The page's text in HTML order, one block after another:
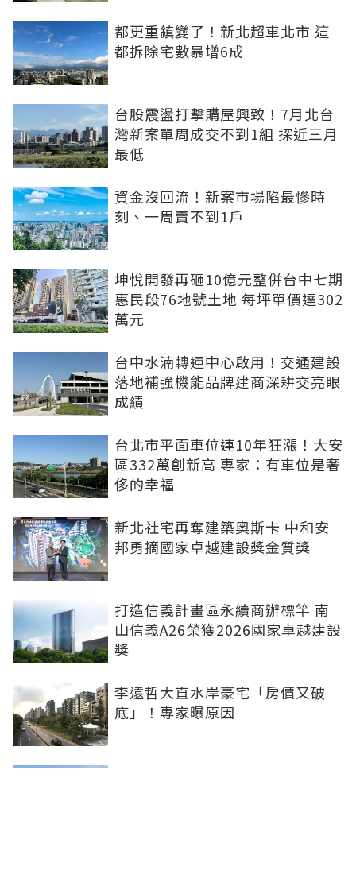
都更重鎮變了！新北超車北市 這
都拆除宅數暴增6成
台股震盪打擊購屋興致！7月北台
灣新案單周成交不到1組 探近三月
最低
資金沒回流！新案市場陷最慘時
刻、一周賣不到1戶
坤悅開發再砸10億元整併台中七期
惠民段76地號土地 每坪單價達302
萬元
台中水湳轉運中心啟用！交通建設
落地補強機能品牌建商深耕交亮眼
成績
台北市平面車位連10年狂漲！大安
區332萬創新高 專家：有車位是奢
侈的幸福
新北社宅再奪建築奧斯卡 中和安
邦勇摘國家卓越建設獎金質獎
打造信義計畫區永續商辦標竿 南
山信義A26榮獲2026國家卓越建設
獎
李遠哲大直水岸豪宅「房價又破
底」！專家曝原因